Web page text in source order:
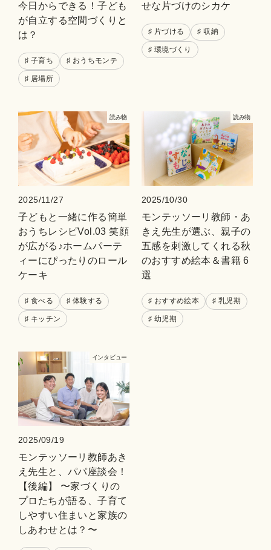
今日からできる！子ども
が自立する空間づくりと
は？
♯ 子育ち ♯ おうちモンテ
♯ 居場所
せな片づけのシカケ
♯ 片づける ♯ 収納
♯ 環境づくり
読み物
2025/11/27
子どもと一緒に作る簡単
おうちレシピVol.03 笑顔
が広がる♪ホームパーテ
ィーにぴったりのロール
ケーキ
♯ 食べる ♯ 体験する
♯ キッチン
読み物
2025/10/30
モンテッソーリ教師・あ
きえ先生が選ぶ、親子の
五感を刺激してくれる秋
のおすすめ絵本＆書籍 6
選
♯ おすすめ絵本 ♯ 乳児期
♯ 幼児期
インタビュー
2025/09/19
モンテッソーリ教師あき
え先生と、パパ座談会！
【後編】 〜家づくりの
プロたちが語る、子育て
しやすい住まいと家族の
しあわせとは？〜